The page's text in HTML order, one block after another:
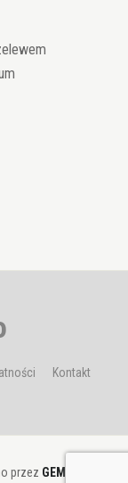
Kontakt
przez GEMBIT